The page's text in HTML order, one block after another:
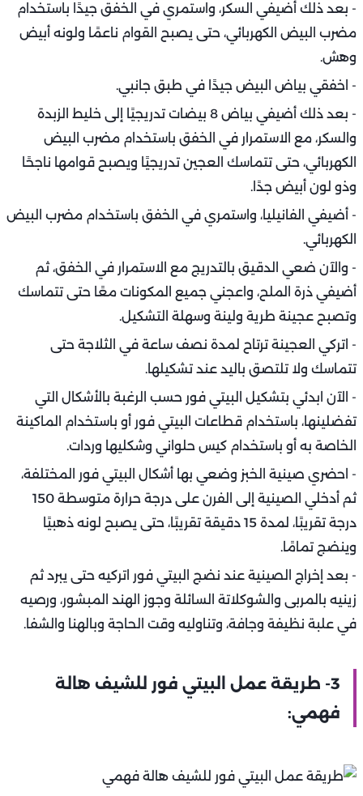
- بعد ذلك أضيفي السكر، واستمري في الخفق جيدًا باستخدام
مضرب البيض الكهربائي، حتى يصبح القوام ناعمًا ولونه أبيض
وهش.
- اخفقي بياض البيض جيدًا في طبق جانبي.
- بعد ذلك أضيفي بياض 8 بيضات تدريجيًا إلى خليط الزبدة
والسكر، مع الاستمرار في الخفق باستخدام مضرب البيض
الكهربائي، حتى تتماسك العجين تدريجيًا ويصبح قوامها ناجحًا
وذو لون أبيض جدًا.
- أضيفي الفانيليا، واستمري في الخفق باستخدام مضرب البيض
الكهربائي.
- والآن ضعي الدقيق بالتدريج مع الاستمرار في الخفق، ثم
أضيفي ذرة الملح، واعجني جميع المكونات معًا حتى تتماسك
وتصبح عجينة طرية ولينة وسهلة التشكيل.
- اتركي العجينة ترتاح لمدة نصف ساعة في الثلاجة حتى
تتماسك ولا تلتصق باليد عند تشكيلها.
- الآن ابدئي بتشكيل البيتي فور حسب الرغبة بالأشكال التي
تفضلينها، باستخدام قطاعات البيتي فور أو باستخدام الماكينة
الخاصة به أو باستخدام كيس حلواني وشكليها وردات.
- احضري صينية الخبز وضعي بها أشكال البيتي فور المختلفة،
ثم أدخلي الصينية إلى الفرن على درجة حرارة متوسطة 150
درجة تقريبًا، لمدة 15 دقيقة تقريبًا، حتى يصبح لونه ذهبيًا
وينضج تمامًا.
- بعد إخراج الصينية عند نضج البيتي فور اتركيه حتى يبرد ثم
زينيه بالمربى والشوكلاتة السائلة وجوز الهند المبشور، ورصيه
في علبة نظيفة وجافة، وتناوليه وقت الحاجة وبالهنا والشفا.
3- طريقة عمل البيتي فور للشيف هالة
فهمي: